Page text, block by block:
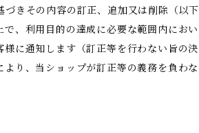
きその内容の訂正、追加又は削除（以下
、利用目的の達成に必要な範囲内におい
に通知します（訂正等を行わない旨の決
り、当ショップが訂正等の義務を負わな